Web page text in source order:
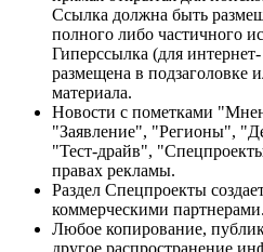
Ссылка должна быть
полного либо частичного
Гиперссылка (для
размещена в подзаголовке
материала.
Новости с пометками
"Заявление", "Регионы",
"Тест-драйв",
правах рекламы.
Раздел Спецпроекты
коммерческими партнерами.
Любое копирование,